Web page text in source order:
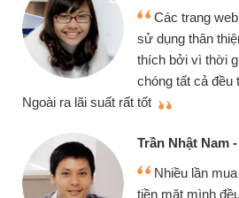
Mình cần
chiếc xe wave
gói vay tiền
cần gặp mặt
thiệu cho bạn bè biết
Cấn Văn Lực -
Tôi kinh
nhiều lúc cần